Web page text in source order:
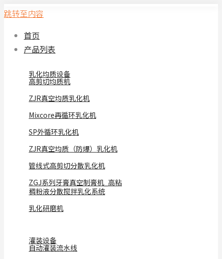
跳转至内容
首页
产品列表
乳化均质设备
高剪切均质机
ZJR真空均质乳化机
Mixcore再循环乳化机
SP外循环乳化机
ZJR真空均质（防爆）乳化机
管线式高剪切分散乳化机
ZGJ系列牙膏真空制膏机_高粘
稠粉液分散搅拌乳化系统
乳化研磨机
灌装设备
自动灌装流水线